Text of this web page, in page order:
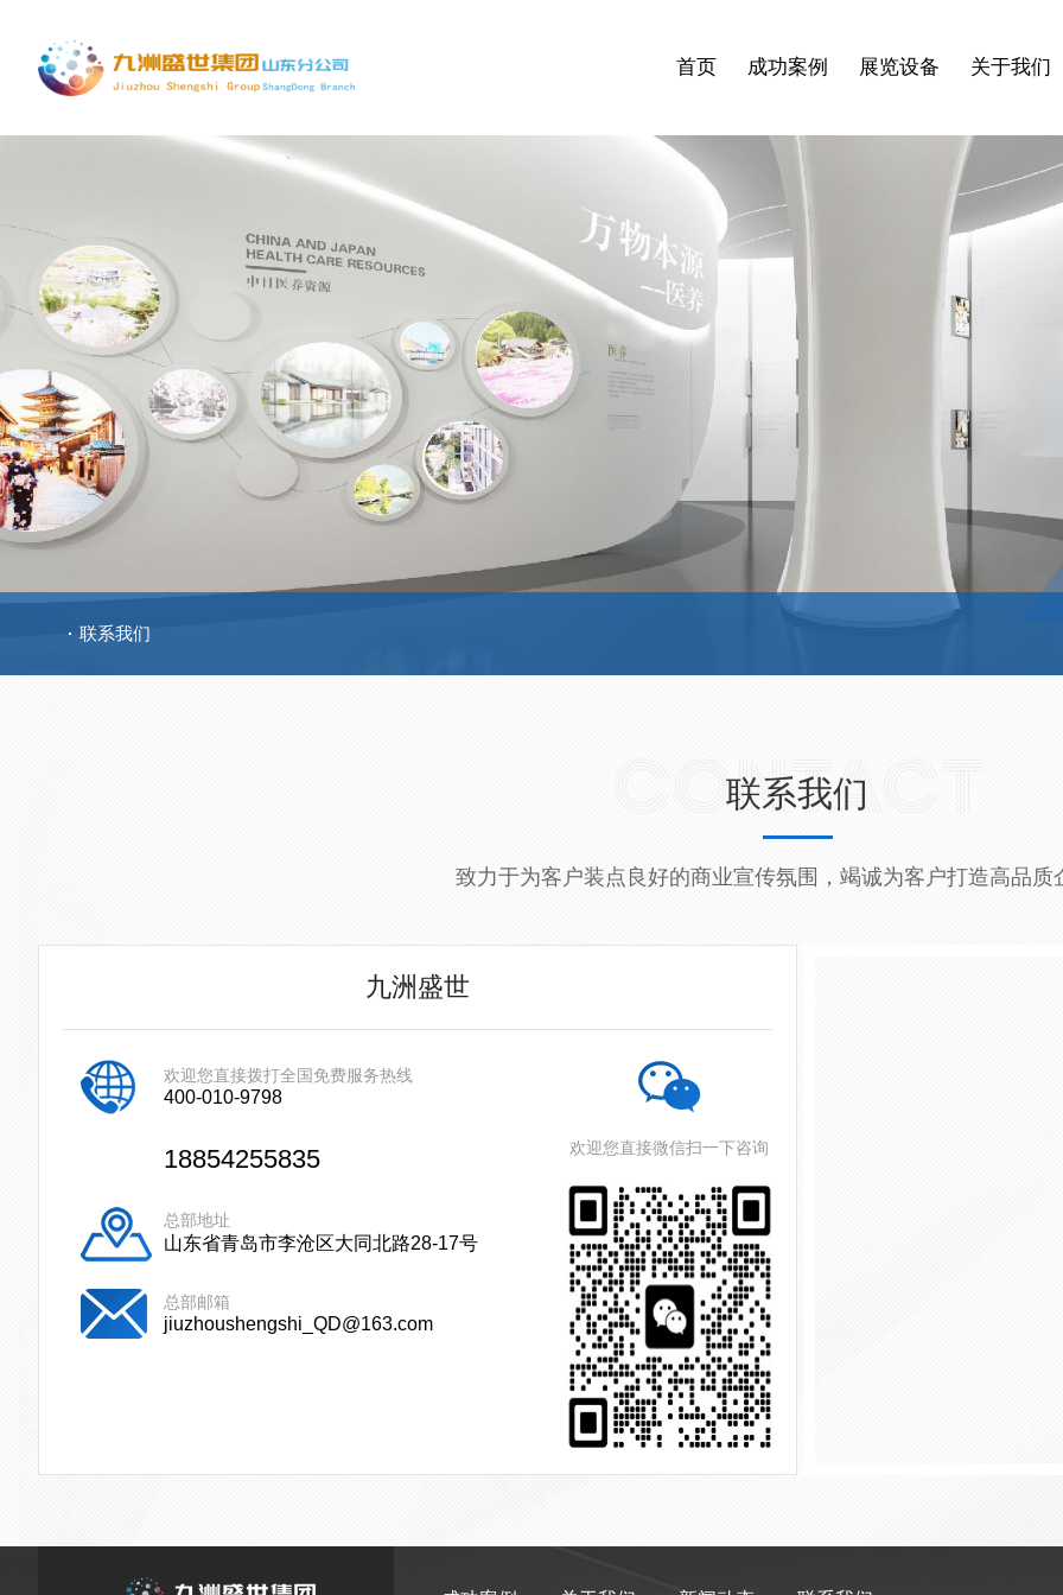
首页 成功案例 展览设备 关于我们
联系我们
CONTACT
联系我们
致力于为客户装点良好的商业宣传氛围，竭诚为客户打造高品质
九洲盛世
欢迎您直接拨打全国免费服务热线
400-010-9798
18854255835
总部地址
山东省青岛市李沧区大同北路28-17号
总部邮箱
jiuzhoushengshi_QD@163.com
欢迎您直接微信扫一下咨询